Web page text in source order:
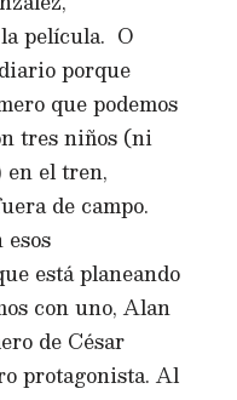
película. O
porque
que podemos
tres niños (ni
en el tren,
de campo.
está planeando
con uno, Alan
de César
protagonista. Al